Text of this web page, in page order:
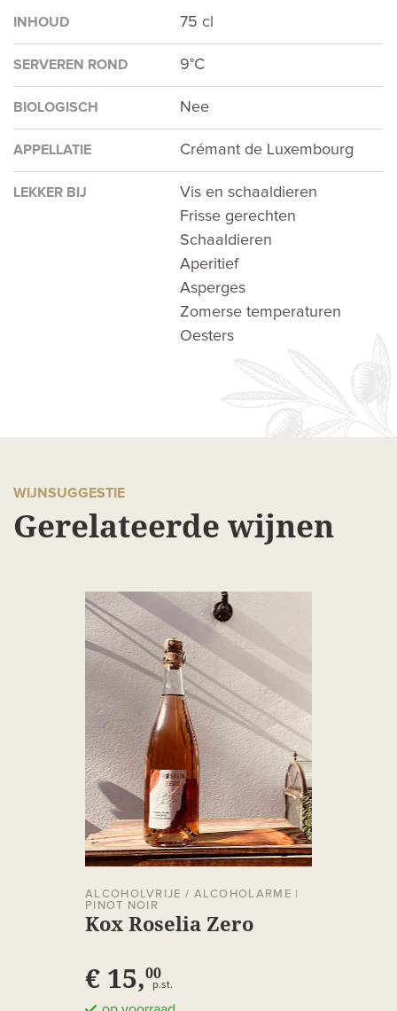
INHOUD 75 cl
SERVEREN ROND 9°C
BIOLOGISCH Nee
APPELLATIE Crémant de Luxembourg
LEKKER BIJ
Vis en schaaldieren
Frisse gerechten
Schaaldieren
Aperitief
Asperges
Zomerse temperaturen
Oesters
WIJNSUGGESTIE
Gerelateerde wijnen
ALCOHOLVRIJE / ALCOHOLARME |
PINOT NOIR
Kox Roselia Zero
€ 15,00
p.st.